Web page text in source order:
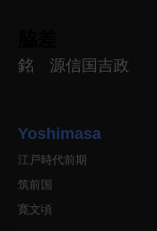
銘 源信国吉政
Yoshimasa
江戸時代前期
筑前国
寛文頃